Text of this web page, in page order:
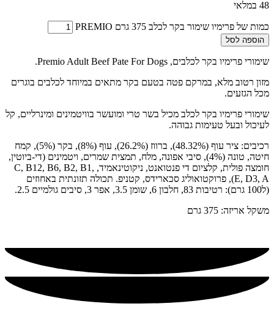
48 במלאי
כמות של פרימיו שימור בקר לכלב 375 גרם PREMIO
הוספה לסל
שימורי פרימיו בקר לכלבים, Premio Adult Beef Pate For Dogs.
מזון רטוב מלא, במרקם פטה בטעם בקר מתאים במיוחד לכלבים בוגרים
מכל הגזעים.
שימורי פרימיו בקר לכלב מכיל בשר טרי ומועשר בוויטמינים ומינרליים, קל
לעיכול ובעל טעימות גבוהה.
רכיבים: ציר עוף (48.32%), ברווז (26.2%), עוף (8%), בקר (5%), קמח
חיטה, טונה (4%), סיבי אפונה, מלח, תמצית שמרים, ויטמינים (די-ביוטין,
חומצה פולית, קלציום די פנטואנט, ניקוטינאמיד, C, B12, B6, B2, B1,
E, D3, A), פרוקטואוליג סכארידס, קטניפ. תכולה תזונתית באחוזים
(ל100 גרם): רטיבות 83, חלבון 6, שומן 3.5, אפר 3, סיבים גולמיים 2.5.
משקל אריזה: 375 גרם